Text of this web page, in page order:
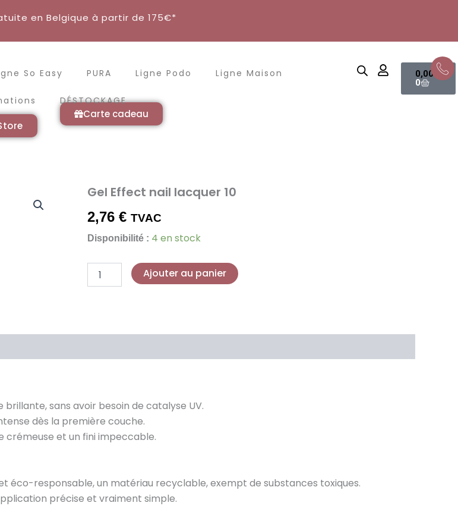
en Belgique à partir de 175€*
So Easy PURA Ligne Podo Ligne Maison
DÉSTOCKAGE
Carte cadeau
0,00 €
0
Panier
Gel Effect nail lacquer 10
2,76 € TVAC
Disponibilité : 4 en stock
quantité
Gel
Effect
nail
10
Ajouter au panier
sans avoir besoin de catalyse UV.
dès la première couche.
crémeuse et un fini impeccable.
responsable, un matériau recyclable, exempt de substances toxiques.
précise et vraiment simple.